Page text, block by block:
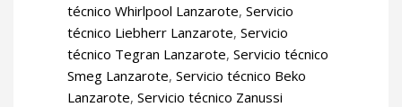
técnico Whirlpool Lanzarote, Servicio
técnico Liebherr Lanzarote, Servicio
técnico Tegran Lanzarote, Servicio técnico
Smeg Lanzarote, Servicio técnico Beko
Lanzarote, Servicio técnico Zanussi